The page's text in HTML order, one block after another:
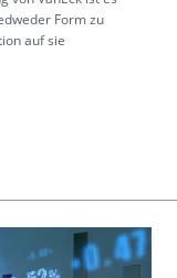
Form zu
auf sie